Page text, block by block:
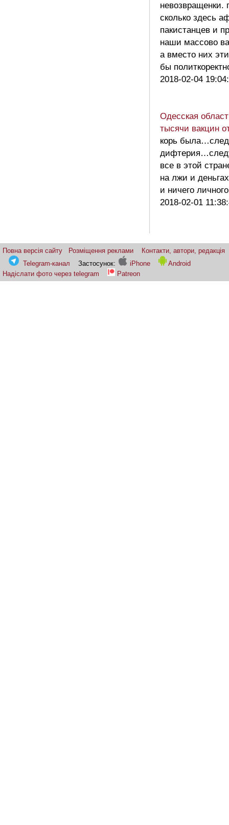
невозвращенки.
сколько здесь
пакистанцев и
наши массово
а вместо них
бы
2018-02-04
Одесская
тысячи вакцин
корь
все в этой
на лжи и
и ничего
2018-02-01
Повна версія сайту Розміщення реклами
Контакти, автори, редакція
Telegram-канал
Застосунок: iPhone
Android
Надіслати фото через telegram
Patreon